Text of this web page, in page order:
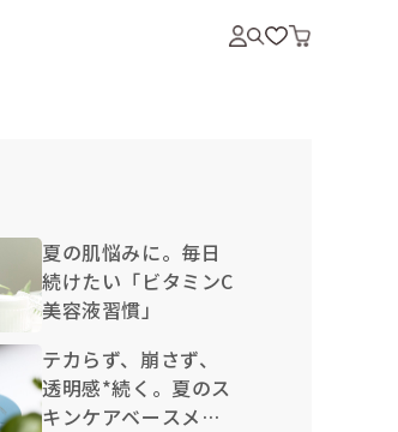
夏の肌悩みに。毎日
続けたい「ビタミンC
美容液習慣」
テカらず、崩さず、
透明感*続く。夏のス
キンケアベースメイ